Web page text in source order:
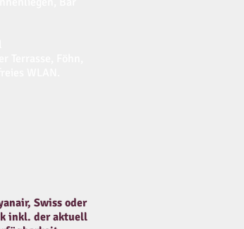
Swiss oder
inkl. der aktuell